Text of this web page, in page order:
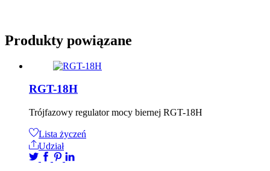
Produkty powiązane
RGT-18H
Trójfazowy regulator mocy biernej RGT-18H
Lista życzeń
Udział